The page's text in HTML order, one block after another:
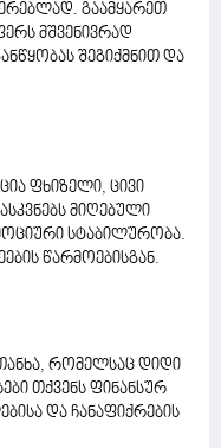
გაამყარეთ
მშვენივრად
შეგიქმნით და
ფხიზელი, ცივი
მიღებული
სტაბილურობა.
წარმოებისგან.
რომელსაც დიდი
თქვენს ფინანსურ
და ჩანაფიქრების